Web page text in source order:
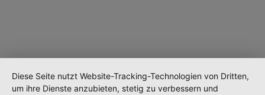
Diese Seite nutzt Website-Tracking-Technologien von Dritten,
um ihre Dienste anzubieten, stetig zu verbessern und